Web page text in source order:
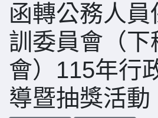
函轉公務人員
訓委員會（下
會）115年行
導暨抽獎活動